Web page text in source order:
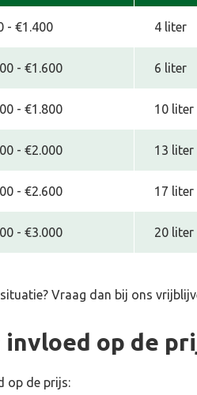
- €1.400 4 liter
- €1.600 6 liter
- €1.800 10 liter
- €2.000 13 liter
- €2.600 17 liter
- €3.000 20 liter
? Vraag dan bij ons
op de
op de prijs: